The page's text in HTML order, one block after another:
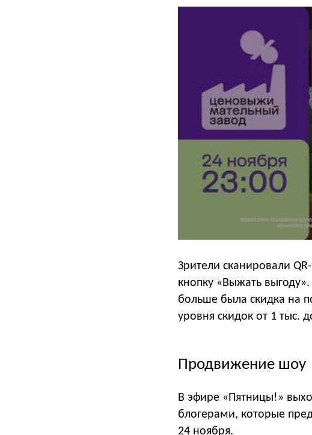
Зрители сканировали
кнопку «Выжать
больше была скидка на
уровня скидок от 1 тыс.
Продвижение шоу
В эфире «Пятницы!»
блогерами, которые
24 ноября.